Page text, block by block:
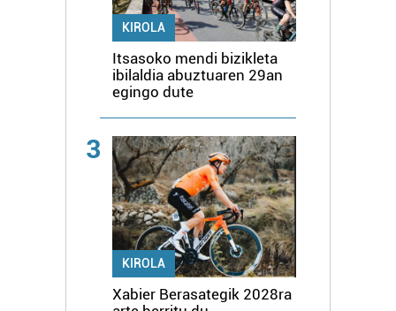
KIROLA
Itsasoko mendi bizikleta
ibilaldia abuztuaren 29an
egingo dute
3
KIROLA
Xabier Berasategik 2028ra